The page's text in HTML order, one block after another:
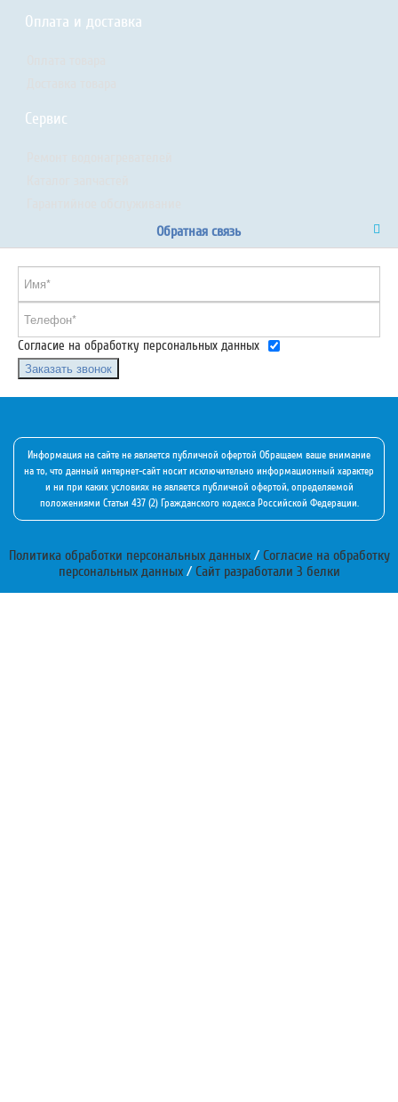
Оплата и доставка
Сервис
Обратная связь
Согласие на обработку персональных данных
Заказать звонок
Информация на сайте не является публичной офертой Обращаем ваше внимание
на то, что данный интернет-сайт носит исключительно информационный характер
и ни при каких условиях не является публичной офертой, определяемой
положениями Статьи 437 (2) Гражданского кодекса Российской Федерации.
Политика обработки персональных данных/ Согласие на обработку
персональных данных/ Сайт разработали 3 белки